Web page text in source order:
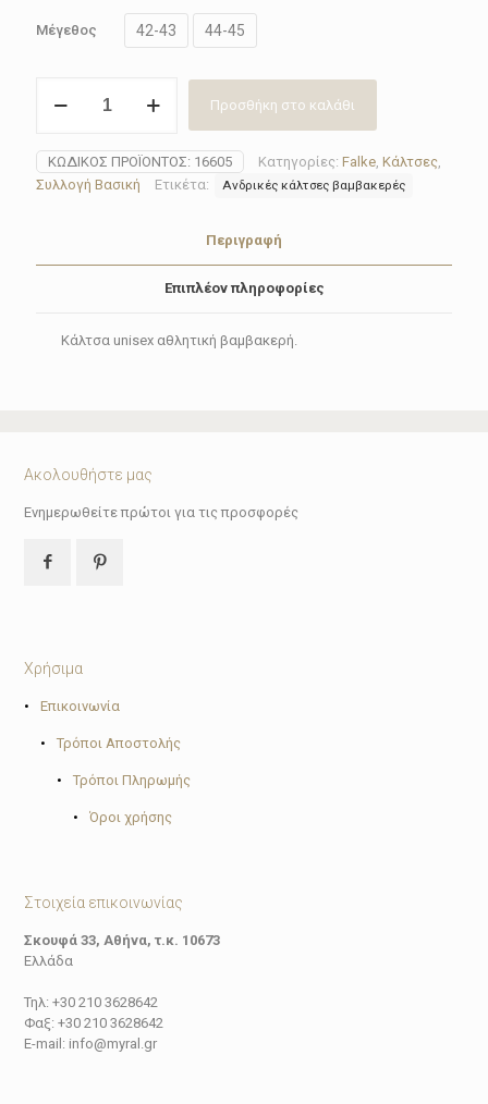
Μέγεθος 42-43 44-45
ανδρική
Falke
16605
Run(6
Προσθήκη στο καλάθι
ΚΩΔΙΚΌΣ ΠΡΟΪΌΝΤΟΣ: 16605 Κατηγορίες: Falke Κάλτσες
Συλλογή Βασική
Ετικέτα: Ανδρικές κάλτσες βαμβακερές
Περιγραφή
Επιπλέον πληροφορίες
Κάλτσα unisex αθλητική βαμβακερή.
Ακολουθήστε μας
Ενημερωθείτε πρώτοι για τις προσφορές
Χρήσιμα
• Επικοινωνία
• Τρόποι Αποστολής
• Τρόποι Πληρωμής
• Όροι χρήσης
Στοιχεία επικοινωνίας
Σκουφά 33, Αθήνα, τ.κ. 10673
Ελλάδα
Τηλ: +30 210 3628642
Φαξ: +30 210 3628642
E-mail: info@myral.gr